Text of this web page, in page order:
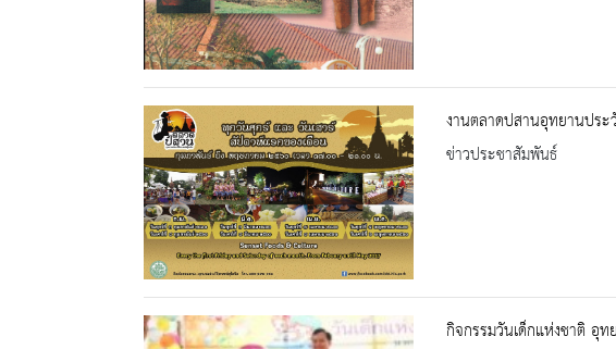
งานตลาดปสานอุทยานประ
ข่าวประชาสัมพันธ์
กิจกรรมวันเด็กแห่งชาติ อุ